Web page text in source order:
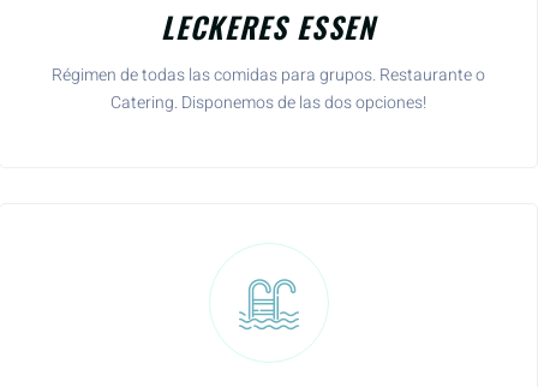
LECKERES ESSEN
Régimen de todas las comidas para grupos. Restaurante o
Catering. Disponemos de las dos opciones!